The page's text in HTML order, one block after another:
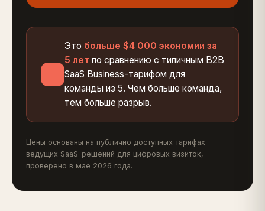
Это больше $4 000 экономии за
5 лет по сравнению с типичным B2B
SaaS Business-тарифом для
команды из 5. Чем больше команда,
тем больше разрыв.
Цены основаны на публично доступных тарифах
ведущих SaaS-решений для цифровых визиток,
проверено в мае 2026 года.